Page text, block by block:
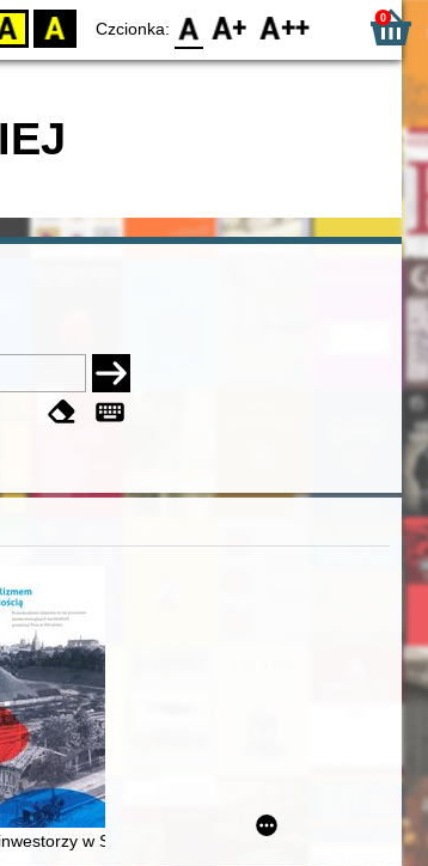
YB BY Czcionka: F0 F1 F2 0
wiecznej Rzeczypospolitej
w Sopocie : prestiż finansowy i towarzyski